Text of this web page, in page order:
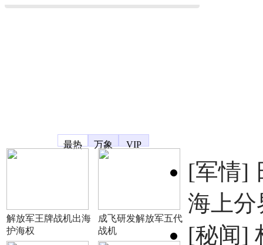
最热
万象 VIP
解放军王牌战机出海
护海权
成飞研发解放军五代
战机
[军情]
海上分
[秘闻]